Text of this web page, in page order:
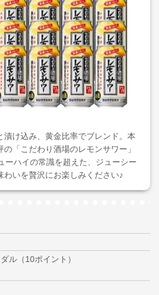
漬け込み、黄金比率でブレンド。本
「こだわり酒場のレモンサワー」
ーハイの常識を超えた、ジューシー
わいを贅沢にお楽しみください♪
ル（10ポイント）